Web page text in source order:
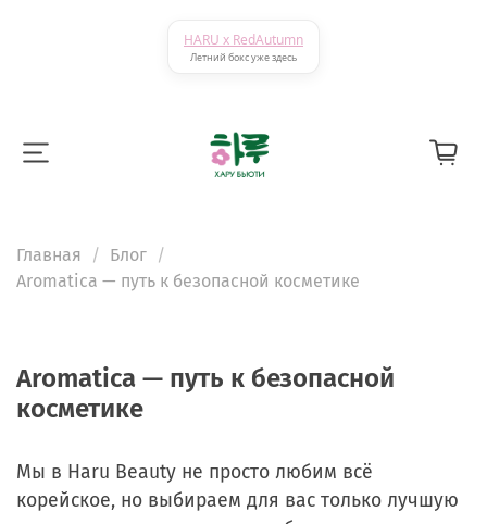
HARU x RedAutumn
Летний бокс уже здесь
Главная
Блог
Aromatica — путь к безопасной косметике
Aromatica — путь к безопасной
косметике
Мы в Haru Beauty не просто любим всё
корейское, но выбираем для вас только лучшую